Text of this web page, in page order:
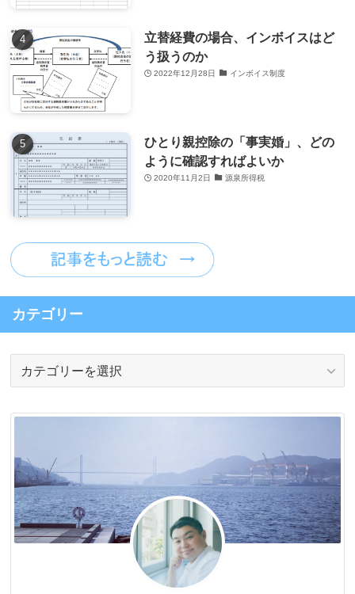
立替経費の場合、インボイスはど
う扱うのか
2022年12月28日 インボイス制度
ひとり親控除の「事実婚」、どの
ように確認すればよいか
2020年11月2日 源泉所得税
カテゴリー
リ